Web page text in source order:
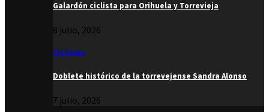
Galardón ciclista para Orihuela y Torrevieja
8 julio, 2026
Ciclismo
Doblete histórico de la torrevejense Sandra Alonso
7 julio, 2026